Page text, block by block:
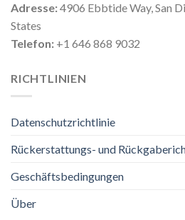
Adresse:4906 Ebbtide Way, San
States
Telefon: +1 646 868 9032
RICHTLINIEN
Datenschutzrichtlinie
Rückerstattungs- und
Geschäftsbedingungen
Über